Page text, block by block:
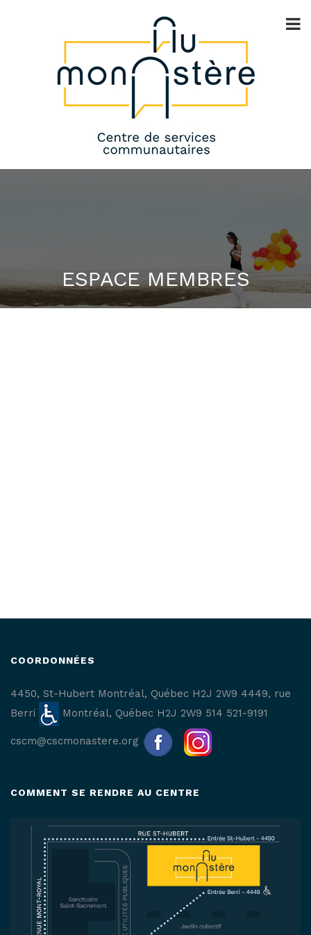
ESPACE MEMBRES
COORDONNÉES
4450, St-Hubert Montréal, Québec H2J 2W9 4449, rue
Berri
Montréal, Québec H2J 2W9 514 521-9191
cscm@cscmonastere.org
COMMENT SE RENDRE AU CENTRE